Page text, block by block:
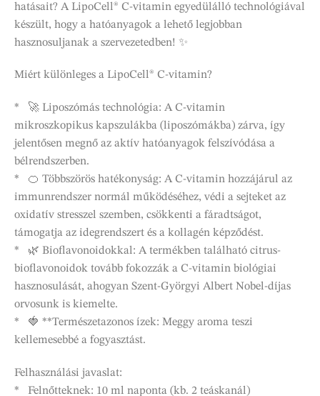
hatásait? A LipoCell® C-vitamin egyedülálló technológiával
készült, hogy a hatóanyagok a lehető legjobban
hasznosuljanak a szervezetedben! ✨
Miért különleges a LipoCell® C-vitamin?
* 🚀 Liposzómás technológia: A C-vitamin
mikroszkopikus kapszulákba (liposzómákba) zárva, így
jelentősen megnő az aktív hatóanyagok felszívódása a
bélrendszerben.
* 🍊 Többszörös hatékonyság: A C-vitamin hozzájárul az
immunrendszer normál működéséhez, védi a sejteket az
oxidatív stresszel szemben, csökkenti a fáradtságot,
támogatja az idegrendszert és a kollagén képződést.
* 🌿 Bioflavonoidokkal: A termékben található citrus-
bioflavonoidok tovább fokozzák a C-vitamin biológiai
hasznosulását, ahogyan Szent-Györgyi Albert Nobel-díjas
orvosunk is kiemelte.
* 🍓 **Természetazonos ízek: Meggy aroma teszi
kellemesebbé a fogyasztást.
Felhasználási javaslat:
* Felnőtteknek: 10 ml naponta (kb. 2 teáskanál)